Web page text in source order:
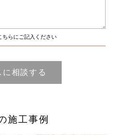
らにご記入ください
施工事例